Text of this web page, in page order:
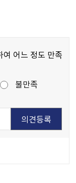
어느 정도 만족
불만족